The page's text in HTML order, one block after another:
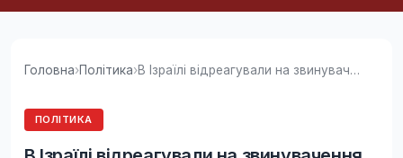
Головна›Політика› В Ізраїлі відреагували на звинувачення...
ПОЛІТИКА